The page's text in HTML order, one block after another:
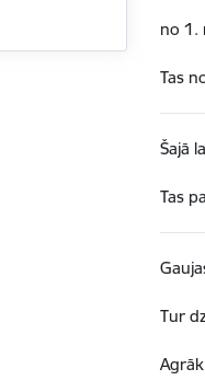
no 1.
Tas
Šajā
Tas
Tur